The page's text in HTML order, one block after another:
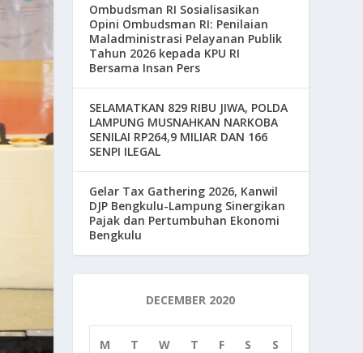
Ombudsman RI Sosialisasikan
Opini Ombudsman RI: Penilaian
Maladministrasi Pelayanan Publik
Tahun 2026 kepada KPU RI
Bersama Insan Pers
SELAMATKAN 829 RIBU JIWA, POLDA
LAMPUNG MUSNAHKAN NARKOBA
SENILAI RP264,9 MILIAR DAN 166
SENPI ILEGAL
Gelar Tax Gathering 2026, Kanwil
DJP Bengkulu-Lampung Sinergikan
Pajak dan Pertumbuhan Ekonomi
Bengkulu
DECEMBER 2020
M T W T F S S